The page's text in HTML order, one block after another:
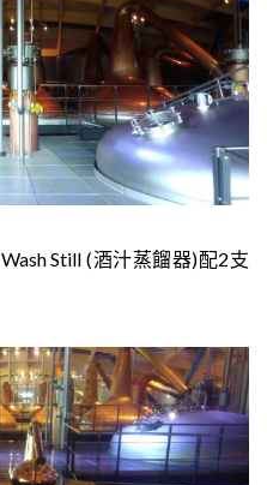
Wash Still (酒汁蒸餾器)配2支